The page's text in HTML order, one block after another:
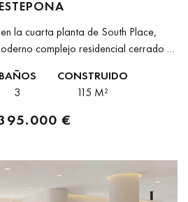
ESTEPONA
la cuarta planta de South Place,
complejo residencial cerrado en
BAÑOS
3
CONSTRUIDO
115 M²
€